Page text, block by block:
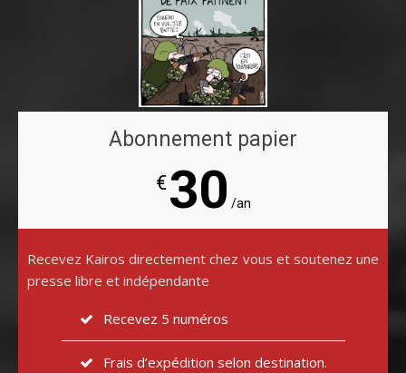
Abonnement papier
€30 /an
Recevez Kairos directement chez vous et soutenez une
presse libre et indépendante
Recevez 5 numéros
Frais d’expédition selon destination.